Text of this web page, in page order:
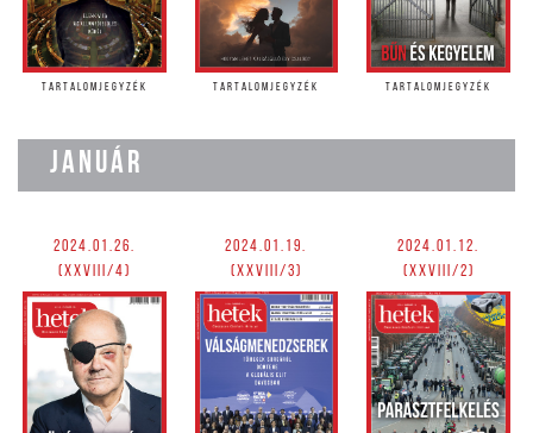
TARTALOMJEGYZÉK TARTALOMJEGYZÉK TARTALOMJEGYZÉK
JANUÁR
2024.01.26.
(XXVIII/4)
2024.01.19.
(XXVIII/3)
2024.01.12.
(XXVIII/2)